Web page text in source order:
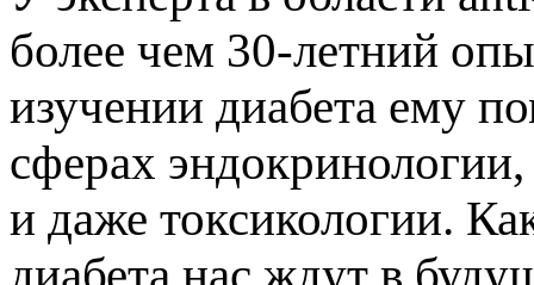
более чем 30-летний
изучении диабета ему
сферах
и даже токсикологии.